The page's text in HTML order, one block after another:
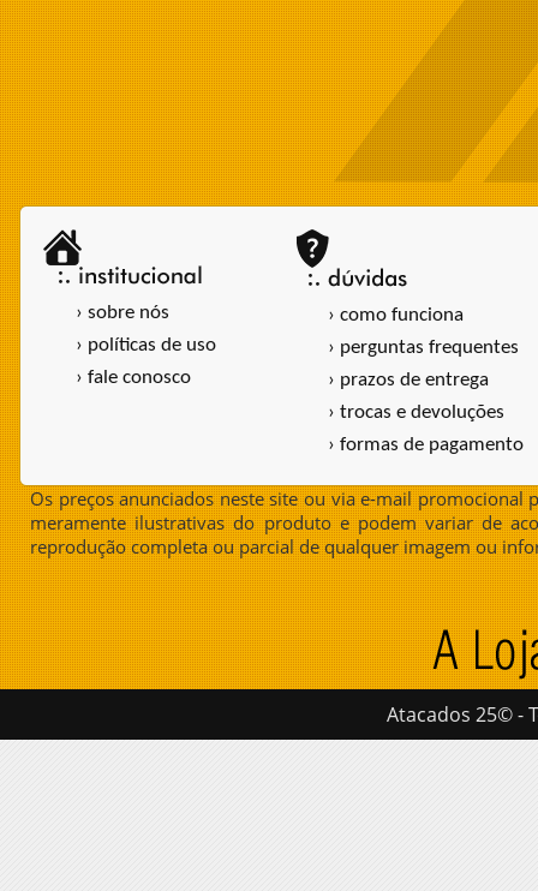
› sobre nós
› políticas de uso
› fale conosco
› como funciona
› perguntas frequentes
› prazos de entrega
› trocas e devoluções
› formas de pagamento
Os preços anunciados neste site ou via e-mail
meramente ilustrativas do produto e podem variar de
reprodução completa ou parcial de qualquer imagem ou
Atacados 25© -